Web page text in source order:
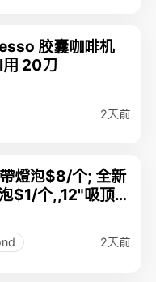
咖啡机
干净好I用 20刀
2天前
燈泡$8/个; 全新
$1/个,,12"吸顶
2天前